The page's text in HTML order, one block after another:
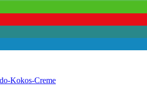
Kokos-Creme